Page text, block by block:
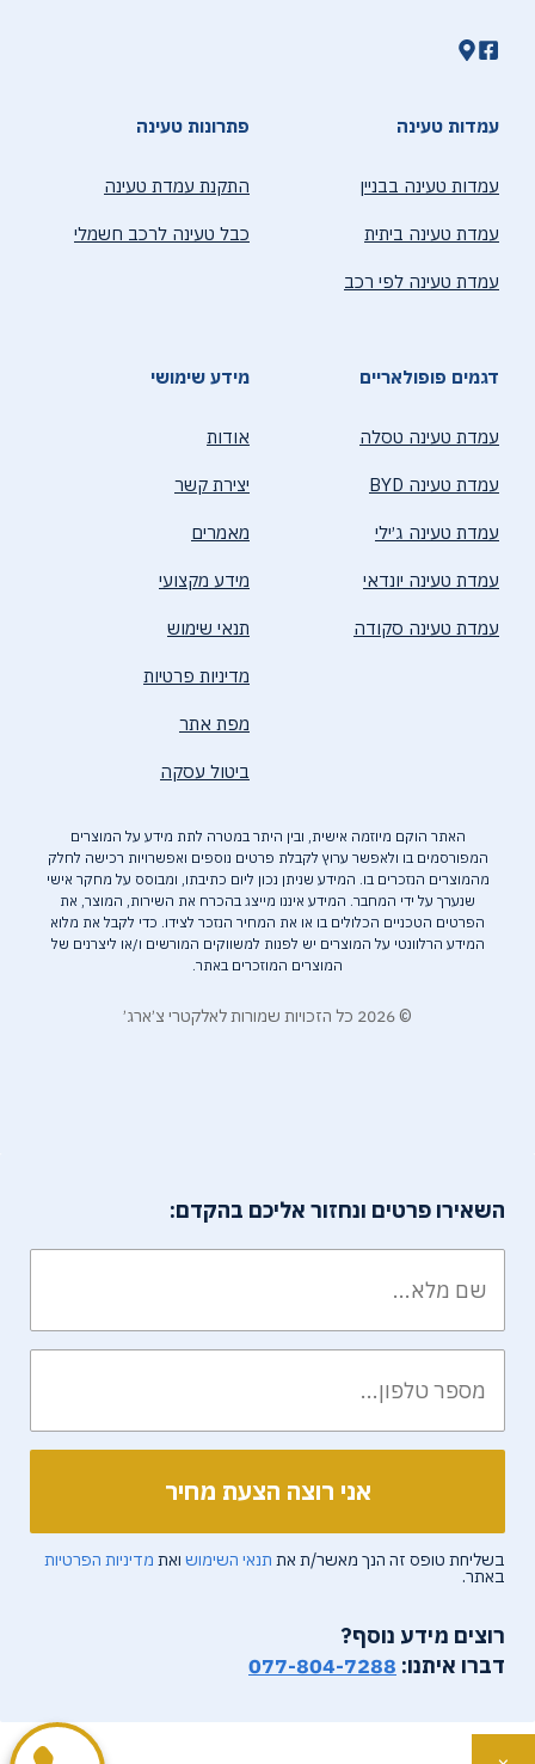
עמדות טעינה
עמדות טעינה בבניין
עמדת טעינה ביתית
עמדת טעינה לפי רכב
פתרונות טעינה
התקנת עמדת טעינה
כבל טעינה לרכב חשמלי
דגמים פופולאריים
עמדת טעינה טסלה
עמדת טעינה BYD
עמדת טעינה ג׳ילי
עמדת טעינה יונדאי
עמדת טעינה סקודה
מידע שימושי
אודות
יצירת קשר
מאמרים
מידע מקצועי
תנאי שימוש
מדיניות פרטיות
מפת אתר
ביטול עסקה
האתר הוקם מיוזמה אישית, ובין היתר במטרה לתת מידע על המוצרים
המפורסמים בו ולאפשר ערוץ לקבלת פרטים נוספים ואפשרויות רכישה לחלק
מהמוצרים הנזכרים בו. המידע שניתן נכון ליום כתיבתו, ומבוסס על מחקר אישי
שנערך על ידי המחבר. המידע איננו מייצג בהכרח את השירות, המוצר, את
הפרטים הטכניים הכלולים בו או את המחיר הנזכר לצידו. כדי לקבל את מלוא
המידע הרלוונטי על המוצרים יש לפנות למשווקים המורשים ו/או ליצרנים של
המוצרים המוזכרים באתר.
© 2026 כל הזכויות שמורות לאלקטרי צ׳ארג׳
השאירו פרטים ונחזור אליכם בהקדם:
בשליחת טופס זה הנך מאשר/ת את תנאי השימוש ואת מדיניות הפרטיות
באתר.
רוצים מידע נוסף?
דברו איתנו: 077-804-7288